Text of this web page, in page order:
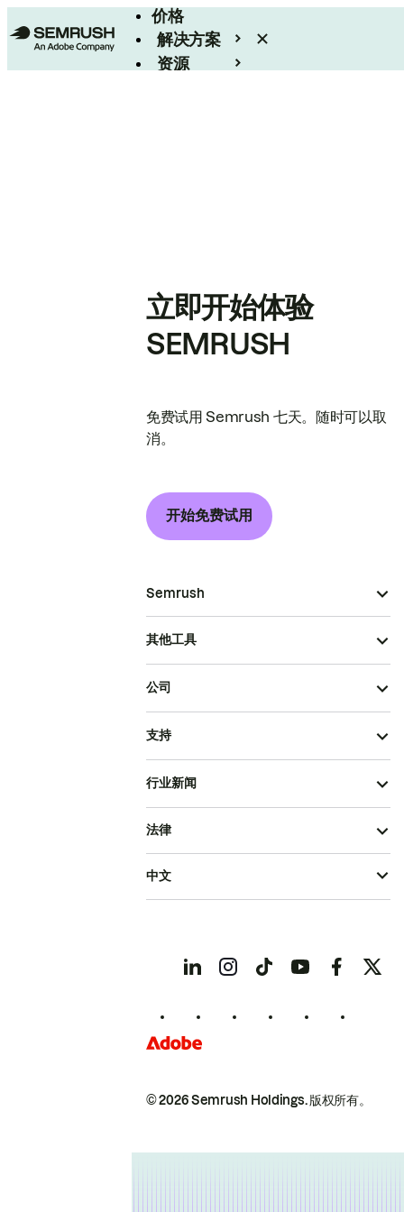
价格
解决方案
资源
立即开始体验
SEMRUSH
免费试用 Semrush 七天。随时可以取
消。
开始免费试用
Semrush
其他工具
公司
支持
行业新闻
© 2026 Semrush Holdings.版权所有。
法律
中文